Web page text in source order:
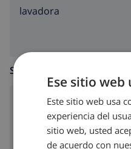
lavadora
SALA DE ESTAR
chimenea
Ese sitio
Este sitio web usa
experiencia del
sitio web, usted
de acuerdo con